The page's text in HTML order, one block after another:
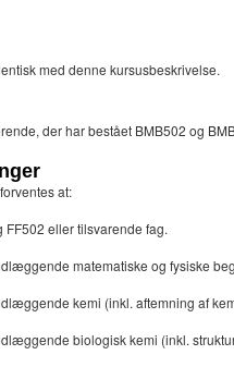
med denne kursusbeskrivelse.
der har bestået BMB502 og
at:
FF502 eller tilsvarende fag.
matematiske og fysiske
kemi (inkl. aftemning af
biologisk kemi (inkl.